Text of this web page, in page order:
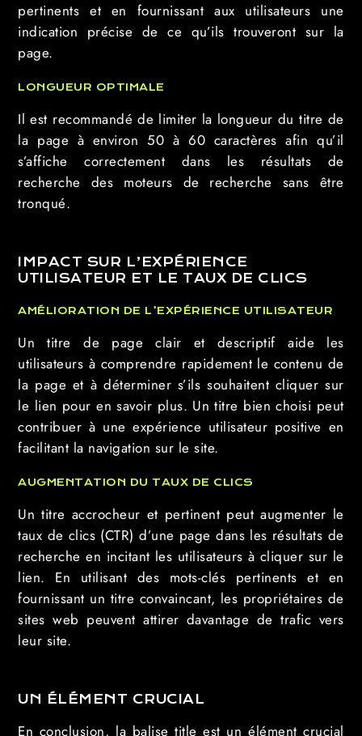
pertinents et en fournissant aux utilisateurs une
indication précise de ce qu’ils trouveront sur la
page.
LONGUEUR OPTIMALE
Il est recommandé de limiter la longueur du titre de
la page à environ 50 à 60 caractères afin qu’il
s’affiche correctement dans les résultats de
recherche des moteurs de recherche sans être
tronqué.
IMPACT SUR L’EXPÉRIENCE
UTILISATEUR ET LE TAUX DE CLICS
AMÉLIORATION DE L’EXPÉRIENCE UTILISATEUR
Un titre de page clair et descriptif aide les
utilisateurs à comprendre rapidement le contenu de
la page et à déterminer s’ils souhaitent cliquer sur
le lien pour en savoir plus. Un titre bien choisi peut
contribuer à une expérience utilisateur positive en
facilitant la navigation sur le site.
AUGMENTATION DU TAUX DE CLICS
Un titre accrocheur et pertinent peut augmenter le
taux de clics (CTR) d’une page dans les résultats de
recherche en incitant les utilisateurs à cliquer sur le
lien. En utilisant des mots-clés pertinents et en
fournissant un titre convaincant, les propriétaires de
sites web peuvent attirer davantage de trafic vers
leur site.
UN ÉLÉMENT CRUCIAL
En conclusion, la balise title est un élément crucial